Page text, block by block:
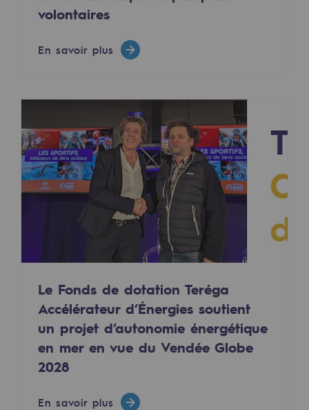
Territorial
Engagements auprès des territoires
Social
Notre investissement dans les
Inclusion
Mixité et égalité Femme-Homme
PARI 2035, le programme de sécurité
Sécurité et cybersécurité
Santé et sécurité au travail
volontaires
En savoir plus
Le Fonds de dotation Teréga
Accélérateur d’Énergies soutient
un projet d’autonomie énergétique
en mer en vue du Vendée Globe
2028
En savoir plus